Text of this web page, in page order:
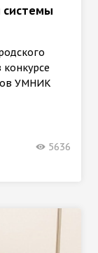
системы
конкурсе
УМНИК
5636